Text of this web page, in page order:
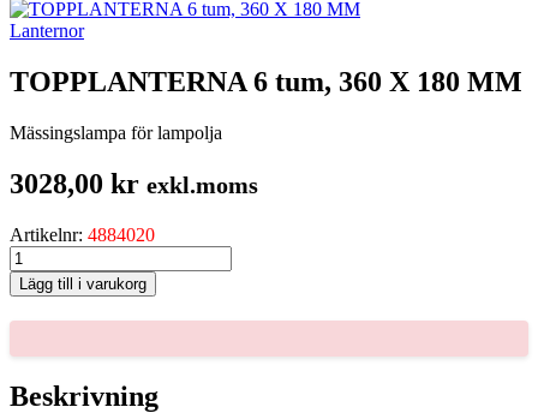
Lanternor
TOPPLANTERNA 6 tum, 360 X 180 MM
Mässingslampa för lampolja
3028,00 kr exkl.moms
Artikelnr: 4884020
TOPPLANTERNA
6
tum,
360
180
MM
mängd
Lägg till i varukorg
Beskrivning